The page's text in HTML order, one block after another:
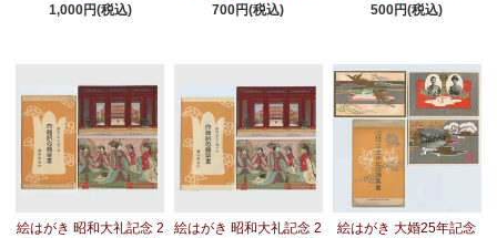
1,000円(税込)
700円(税込)
500円(税込)
絵はがき 昭和大礼記念 2
絵はがき 昭和大礼記念 2
絵はがき 大婚25年記念